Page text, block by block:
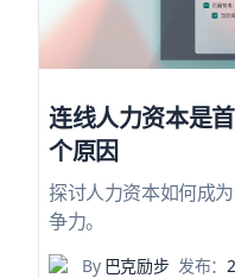
连线人力资本是
个原因
探讨人力资本如何成
争力。
By巴克励步 发布：